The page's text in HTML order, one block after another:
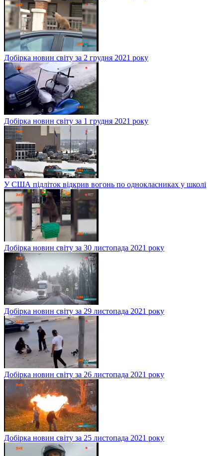
Добірка новин світу за 2 грудня 2021 року
Добірка новин світу за 1 грудня 2021 року
У США підліток відкрив вогонь по однокласниках у школі
Добірка новин світу за 30 листопада 2021 року
Добірка новин світу за 29 листопада 2021 року
Добірка новин світу за 26 листопада 2021 року
Добірка новин світу за 25 листопада 2021 року